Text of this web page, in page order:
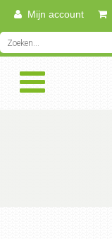
Mijn account